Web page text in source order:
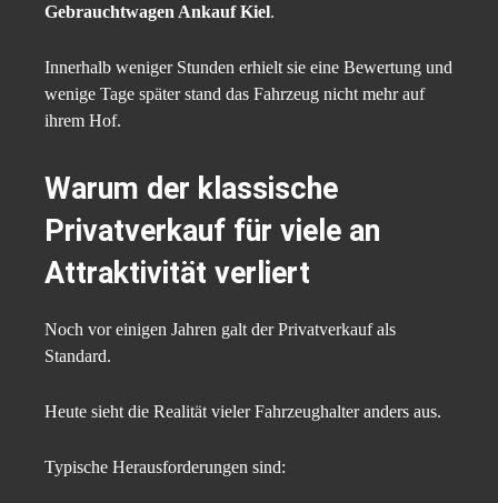
Gebrauchtwagen Ankauf Kiel.
Innerhalb weniger Stunden erhielt sie eine Bewertung und
wenige Tage später stand das Fahrzeug nicht mehr auf
ihrem Hof.
Warum der klassische
Privatverkauf für viele an
Attraktivität verliert
Noch vor einigen Jahren galt der Privatverkauf als
Standard.
Heute sieht die Realität vieler Fahrzeughalter anders aus.
Typische Herausforderungen sind: